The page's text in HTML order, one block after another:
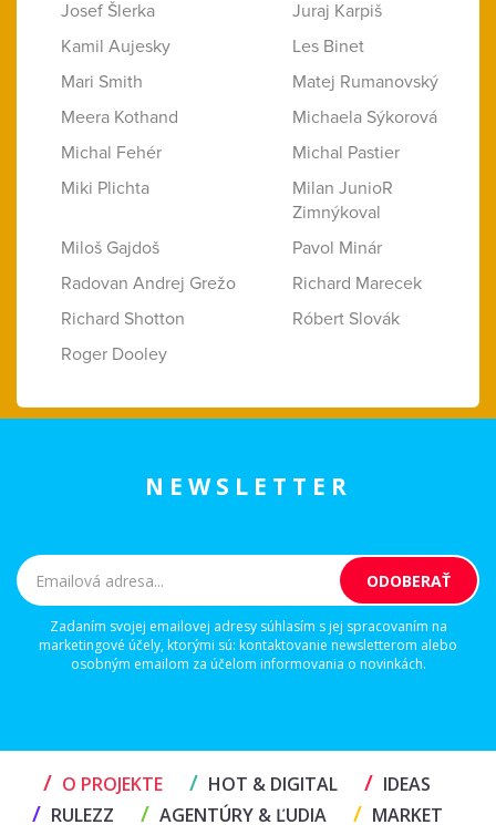
Josef Šlerka
Juraj Karpiš
Kamil Aujesky
Les Binet
Mari Smith
Matej Rumanovský
Meera Kothand
Michaela Sýkorová
Michal Fehér
Michal Pastier
Miki Plichta
Milan JunioR
Zimnýkoval
Miloš Gajdoš
Pavol Minár
Radovan Andrej Grežo
Richard Marecek
Richard Shotton
Róbert Slovák
Roger Dooley
NEWSLETTER
Zadaním svojej emailovej adresy súhlasím s jej spracovaním na
marketingové účely, ktorými sú: kontaktovanie newsletterom alebo
osobným emailom za účelom informovania o novinkách.
/ O PROJEKTE / HOT & DIGITAL / IDEAS
/ RULEZZ / AGENTÚRY & ĽUDIA / MARKET